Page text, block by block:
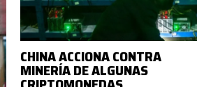
CHINA ACCIONA CONTRA
MINERÍA DE ALGUNAS